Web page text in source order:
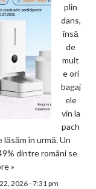
plin
dans,
însă
de
mult
e ori
bagaj
ele
vin la
pach
în urmă. Un
dintre români se
»
2026 - 7:31 pm